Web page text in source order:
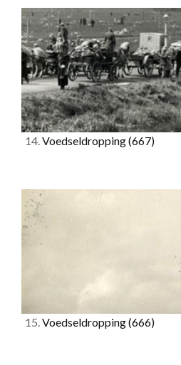
14.Voedseldropping(667)
15.Voedseldropping(666)